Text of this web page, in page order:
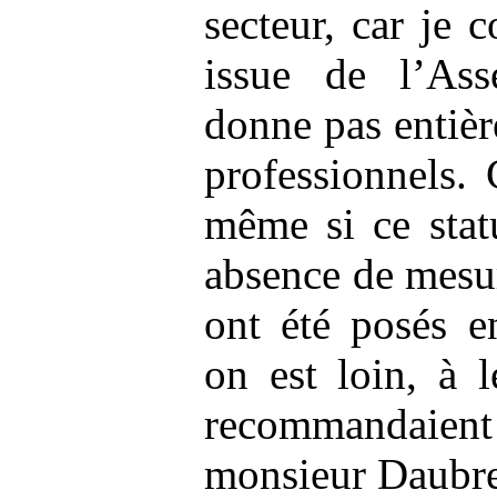
secteur, car je
issue de
donne pas
professionnels.
même si ce
absence de
ont été posés
on est loin, à
monsieur